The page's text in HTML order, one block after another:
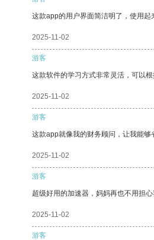
这款app的用户界面简洁明了，使用起
2025-11-02
游客
这款软件的学习方式非常灵活，可以根
2025-11-02
游客
这款app就像我的财务顾问，让我能够
2025-11-02
游客
超级好用的加速器，妈妈再也不用担心
2025-11-02
游客